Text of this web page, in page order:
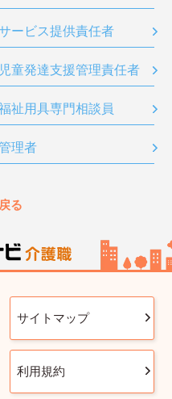
ービス提供責任者
児童発達支援管理責任者
祉用具専門相談員
理者
る
サイトマップ
利用規約